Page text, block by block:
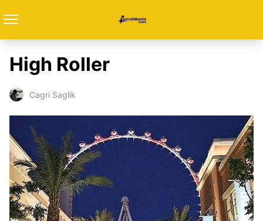
High Roller
Cagri Saglik